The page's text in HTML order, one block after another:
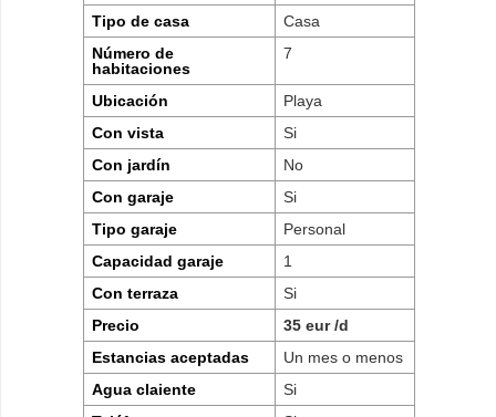
Tipo de casa
Casa
Número de
habitaciones
7
Ubicación
Playa
Con vista
Si
Con jardín
No
Con garaje
Si
Tipo garaje
Personal
Capacidad garaje
1
Con terraza
Si
Precio
35 eur /d
Estancias aceptadas
Un mes o menos
Agua claiente
Si